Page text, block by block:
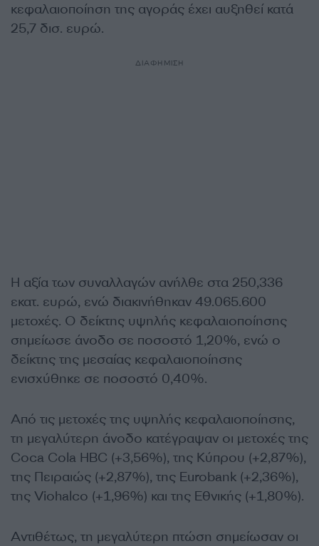
κεφαλαιοποίηση της αγοράς έχει αυξηθεί κατά
25,7 δισ. ευρώ.
ΔΙΑΦΗΜΙΣΗ
Η αξία των συναλλαγών ανήλθε στα 250,336
εκατ. ευρώ, ενώ διακινήθηκαν 49.065.600
μετοχές. Ο δείκτης υψηλής κεφαλαιοποίησης
σημείωσε άνοδο σε ποσοστό 1,20%, ενώ ο
δείκτης της μεσαίας κεφαλαιοποίησης
ενισχύθηκε σε ποσοστό 0,40%.
Από τις μετοχές της υψηλής κεφαλαιοποίησης,
τη μεγαλύτερη άνοδο κατέγραψαν οι μετοχές της
Coca Cola HBC (+3,56%), της Κύπρου (+2,87%),
της Πειραιώς (+2,87%), της Eurobank (+2,36%),
της Viohalco (+1,96%) και της Εθνικής (+1,80%).
Αντιθέτως, τη μεγαλύτερη πτώση σημείωσαν οι